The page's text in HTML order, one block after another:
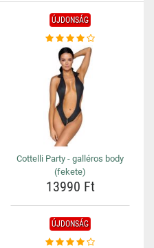
ÚJDONSÁG
Cottelli Party - galléros body
(fekete)
13990 Ft
ÚJDONSÁG